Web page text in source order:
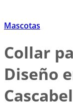
Mascotas
Collar
Diseño
Cascabel